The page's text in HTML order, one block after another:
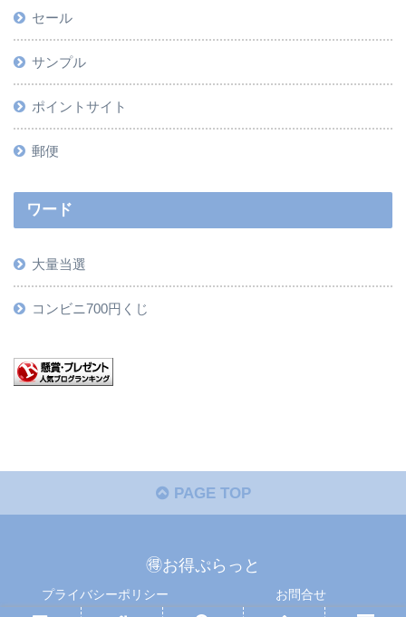
セール
サンプル
ポイントサイト
郵便
ワード
大量当選
コンビニ700円くじ
PAGE TOP
🉐お得ぷらっと
プライバシーポリシー お問合せ